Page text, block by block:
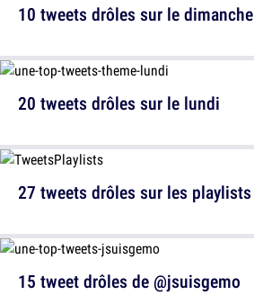
20 tweets drôles sur le lundi
15 tweet drôles de @jsuisgemo
10 tweets drôles sur le dimanche
27 tweets drôles sur les playlists